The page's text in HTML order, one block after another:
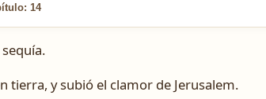
14
tierra, y subió el clamor de Jerusalem.